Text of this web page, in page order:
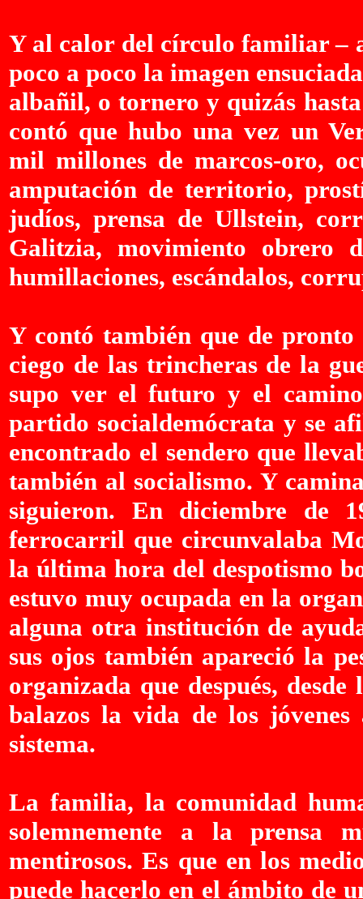
Y al calor del círculo familiar –
poco a poco la imagen
albañil, o tornero y quizás
contó que hubo una vez un
mil millones de marcos-oro,
amputación de territorio,
judíos, prensa de Ullstein,
Galitzia, movimiento obrero
humillaciones, escándalos,
Y contó también que de
ciego de las trincheras de la
supo ver el futuro y el
partido socialdemócrata y se
encontrado el sendero que
también al socialismo. Y
siguieron. En diciembre de
ferrocarril que circunvalaba
la última hora del despotismo
estuvo muy ocupada en la
alguna otra institución de
sus ojos también apareció la
organizada que después,
balazos la vida de los jóvenes
sistema.
La familia, la comunidad
solemnemente a la prensa
mentirosos. Es que en los
puede hacerlo en el ámbito de